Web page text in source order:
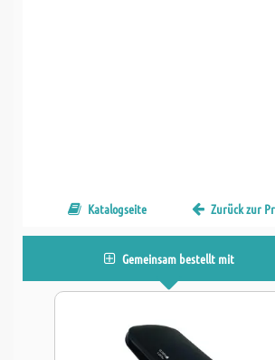
Katalogseite Zurück zur
Gemeinsam bestellt mit